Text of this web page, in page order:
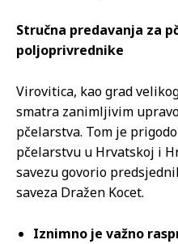
Stručna predavanja za
poljoprivrednike
Virovitica, kao grad
smatra zanimljivim
pčelarstva. Tom je
pčelarstvu u Hrvatskoj i
savezu govorio
saveza Dražen Kocet.
Iznimno je važno